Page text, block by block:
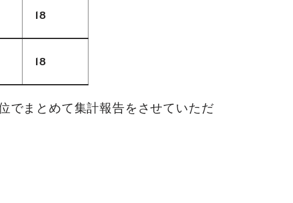
18
18
でまとめて集計報告をさせていただ